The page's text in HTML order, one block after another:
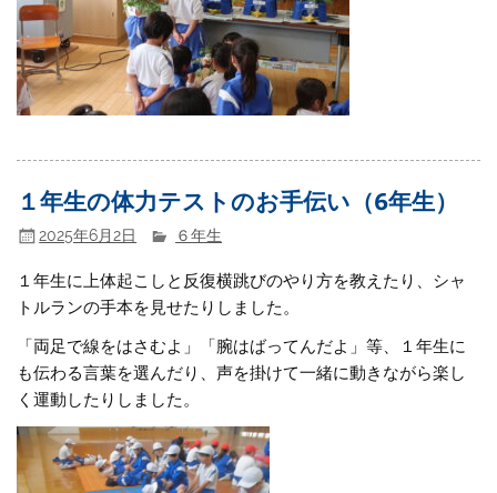
１年生の体力テストのお手伝い（6年生）
2025年6月2日 ６年生
１年生に上体起こしと反復横跳びのやり方を教えたり、シャ
トルランの手本を見せたりしました。
「両足で線をはさむよ」「腕はばってんだよ」等、１年生に
も伝わる言葉を選んだり、声を掛けて一緒に動きながら楽し
く運動したりしました。